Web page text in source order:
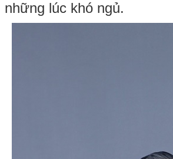
những lúc khó ngủ.